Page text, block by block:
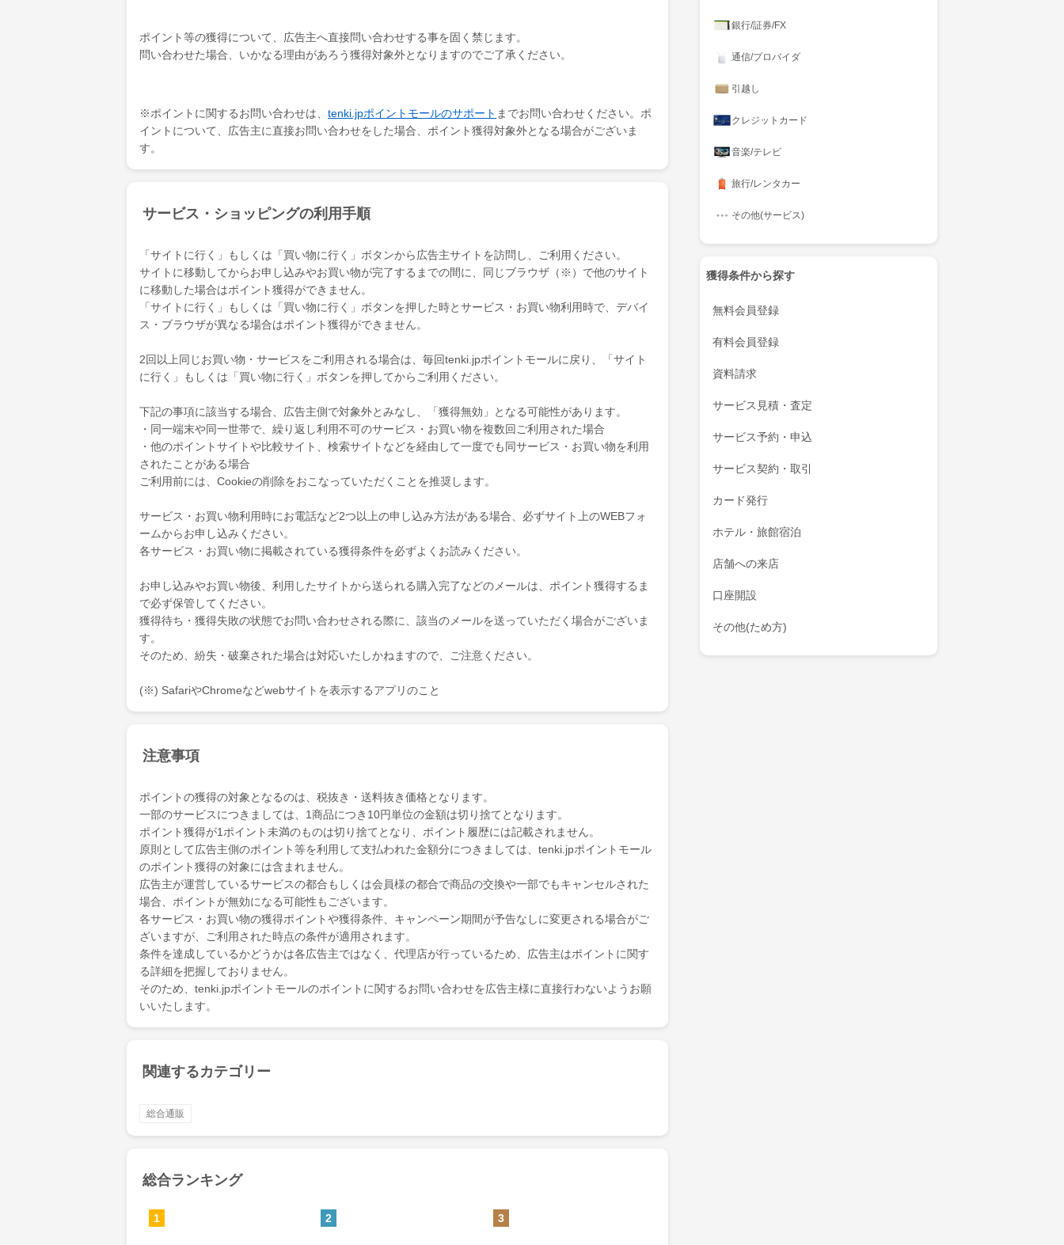
ポイント等の獲得について、広告主へ直接問い合わせする事を固く禁じます。
問い合わせた場合、いかなる理由があろう獲得対象外となりますのでご了承ください。
※ポイントに関するお問い合わせは、 tenki.jpポイントモールのサポート までお問い合わせください。ポ
イントについて、広告主に直接お問い合わせをした場合、ポイント獲得対象外となる場合がございま
す。
サービス・ショッピングの利用手順
「サイトに行く」もしくは「買い物に行く」ボタンから広告主サイトを訪問し、ご利用ください。
サイトに移動してからお申し込みやお買い物が完了するまでの間に、同じブラウザ（※）で他のサイト
に移動した場合はポイント獲得ができません。
「サイトに行く」もしくは「買い物に行く」ボタンを押した時とサービス・お買い物利用時で、デバイ
ス・ブラウザが異なる場合はポイント獲得ができません。
2回以上同じお買い物・サービスをご利用される場合は、毎回tenki.jpポイントモールに戻り、「サイト
に行く」もしくは「買い物に行く」ボタンを押してからご利用ください。
下記の事項に該当する場合、広告主側で対象外とみなし、「獲得無効」となる可能性があります。
・同一端末や同一世帯で、繰り返し利用不可のサービス・お買い物を複数回ご利用された場合
・他のポイントサイトや比較サイト、検索サイトなどを経由して一度でも同サービス・お買い物を利用
されたことがある場合
ご利用前には、Cookieの削除をおこなっていただくことを推奨します。
サービス・お買い物利用時にお電話など2つ以上の申し込み方法がある場合、必ずサイト上のWEBフォ
ームからお申し込みください。
各サービス・お買い物に掲載されている獲得条件を必ずよくお読みください。
お申し込みやお買い物後、利用したサイトから送られる購入完了などのメールは、ポイント獲得するま
で必ず保管してください。
獲得待ち・獲得失敗の状態でお問い合わせされる際に、該当のメールを送っていただく場合がございま
す。
そのため、紛失・破棄された場合は対応いたしかねますので、ご注意ください。
(※) SafariやChromeなどwebサイトを表示するアプリのこと
注意事項
ポイントの獲得の対象となるのは、税抜き・送料抜き価格となります。
一部のサービスにつきましては、1商品につき10円単位の金額は切り捨てとなります。
ポイント獲得が1ポイント未満のものは切り捨てとなり、ポイント履歴には記載されません。
原則として広告主側のポイント等を利用して支払われた金額分につきましては、tenki.jpポイントモール
のポイント獲得の対象には含まれません。
広告主が運営しているサービスの都合もしくは会員様の都合で商品の交換や一部でもキャンセルされた
場合、ポイントが無効になる可能性もございます。
各サービス・お買い物の獲得ポイントや獲得条件、キャンペーン期間が予告なしに変更される場合がご
ざいますが、ご利用された時点の条件が適用されます。
条件を達成しているかどうかは各広告主ではなく、代理店が行っているため、広告主はポイントに関す
る詳細を把握しておりません。
そのため、tenki.jpポイントモールのポイントに関するお問い合わせを広告主様に直接行わないようお願
いいたします。
関連するカテゴリー
総合通販
総合ランキング
1 2 3
銀行/証券/FX
通信/プロバイダ
引越し
クレジットカード
音楽/テレビ
旅行/レンタカー
その他(サービス)
獲得条件から探す
無料会員登録
有料会員登録
資料請求
サービス見積・査定
サービス予約・申込
サービス契約・取引
カード発行
ホテル・旅館宿泊
店舗への来店
口座開設
その他(ため方)